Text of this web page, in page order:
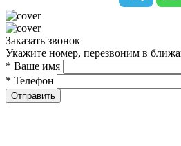
Заказать звонок
Укажите номер, перезвоним в
* Ваше имя
* Телефон
Отправить